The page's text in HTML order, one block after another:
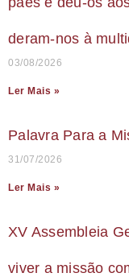
deram-nos à
03/08/2026
Ler Mais »
Palavra Para a
31/07/2026
Ler Mais »
XV Assembleia
viver a missão